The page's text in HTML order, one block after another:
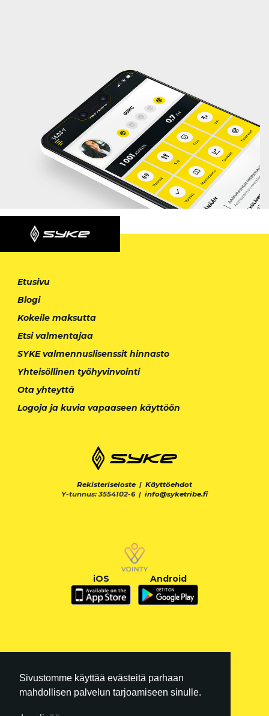
Sivustomme käyttää evästeitä parhaan
mahdollisen palvelun tarjoamiseen sinulle.
Etusivu
Blogi
Kokeile maksutta
Etsi valmentajaa
SYKE valmennuslisenssit hinnasto
Yhteisöllinen työhyvinvointi
Ota yhteyttä
Logoja ja kuvia vapaaseen käyttöön
Rekisteriseloste | Käyttöehdot
Y-tunnus: 3554102-6 | info@syketribe.fi
iOS Android